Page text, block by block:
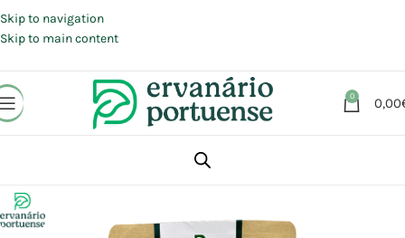
Skip to navigation
Skip to main content
0 0,00